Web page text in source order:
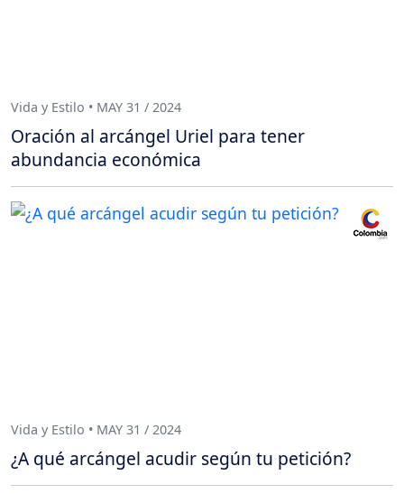
Vida y Estilo • MAY 31 / 2024
Oración al arcángel Uriel para tener
abundancia económica
Vida y Estilo • MAY 31 / 2024
¿A qué arcángel acudir según tu petición?